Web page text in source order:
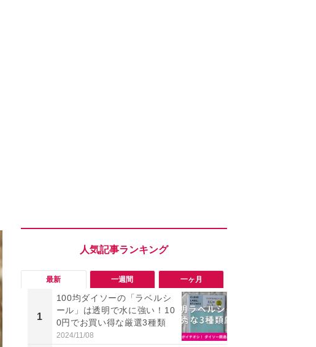
最新 一週間 一ヶ月
1
100均ダイソーの「ラベルシ
ール」は透明で水に強い！10
0円でお買い得な厳選3種類
2024/11/08